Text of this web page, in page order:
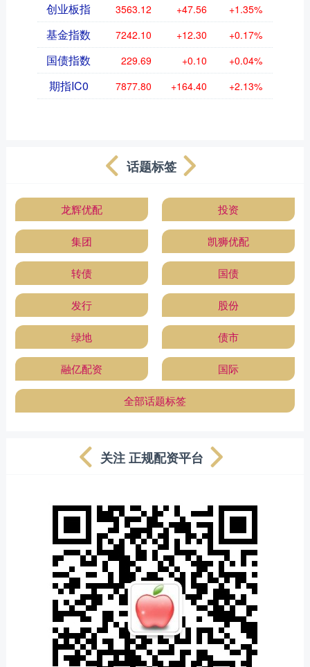
创业板指 3563.12 +47.56 +1.35%
基金指数 7242.10 +12.30 +0.17%
国债指数 229.69 +0.10 +0.04%
期指IC0 7877.80 +164.40 +2.13%
话题标签
龙辉优配 投资
集团 凯狮优配
转债 国债
发行 股份
绿地 债市
融亿配资 国际
全部话题标签
关注 正规配资平台